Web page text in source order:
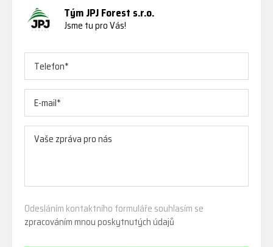
Tým JPJ Forest s.r.o.
Jsme tu pro Vás!
Odesláním kontaktního formuláře souhlasím se
zpracováním mnou poskytnutých údajů